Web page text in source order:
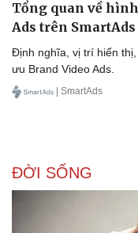
Doanh nghiệp
Thông tin doanh nghiệp
Tổng quan về
Ads trên SmartAds
Định nghĩa, vị trí hiển
ưu Brand Video Ads.
| SmartAds
ĐỜI SỐNG